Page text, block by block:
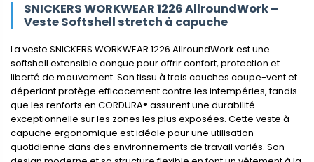
SNICKERS WORKWEAR 1226 AllroundWork –
Veste Softshell stretch à capuche
La veste SNICKERS WORKWEAR 1226 AllroundWork est une
softshell extensible conçue pour offrir confort, protection et
liberté de mouvement. Son tissu à trois couches coupe-vent et
déperlant protège efficacement contre les intempéries, tandis
que les renforts en CORDURA® assurent une durabilité
exceptionnelle sur les zones les plus exposées. Cette veste à
capuche ergonomique est idéale pour une utilisation
quotidienne dans des environnements de travail variés. Son